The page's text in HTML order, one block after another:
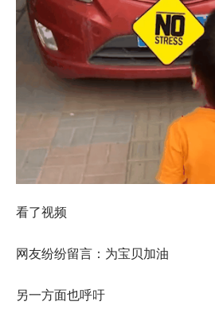
看了视频
网友纷纷留言：为宝贝加油
另一方面也呼吁